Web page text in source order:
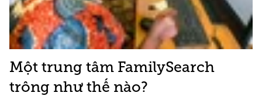
Một trung tâm FamilySearch
trông như thế nào?